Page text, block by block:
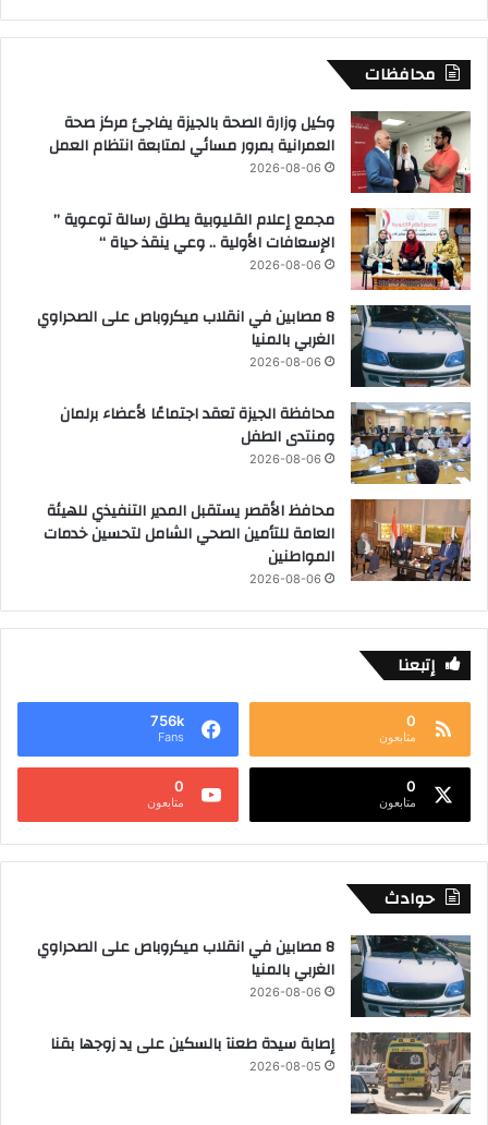
محافظات
وكيل وزارة الصحة بالجيزة يفاجئ مركز صحة
العمرانية بمرور مسائي لمتابعة انتظام العمل
2026-08-06
مجمع إعلام القليوبية يطلق رسالة توعوية ”
الإسعافات الأولية .. وعي ينقذ حياة “
2026-08-06
8 مصابين في انقلاب ميكروباص على الصحراوي
الغربي بالمنيا
2026-08-06
محافظة الجيزة تعقد اجتماعًا لأعضاء برلمان
ومنتدى الطفل
2026-08-06
محافظ الأقصر يستقبل المدير التنفيذي للهيئة
العامة للتأمين الصحي الشامل لتحسين خدمات
المواطنين
2026-08-06
إتبعنا
0
متابعون
756k
Fans
0
متابعون
0
متابعون
حوادث
8 مصابين في انقلاب ميكروباص على الصحراوي
الغربي بالمنيا
2026-08-06
إصابة سيدة طعنآ بالسكين على يد زوجها بقنا
2026-08-05